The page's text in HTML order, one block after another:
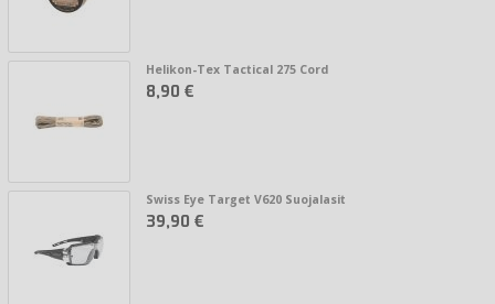
Helikon-Tex Tactical 275 Cord
8,90 €
Swiss Eye Target V620 Suojalasit
39,90 €